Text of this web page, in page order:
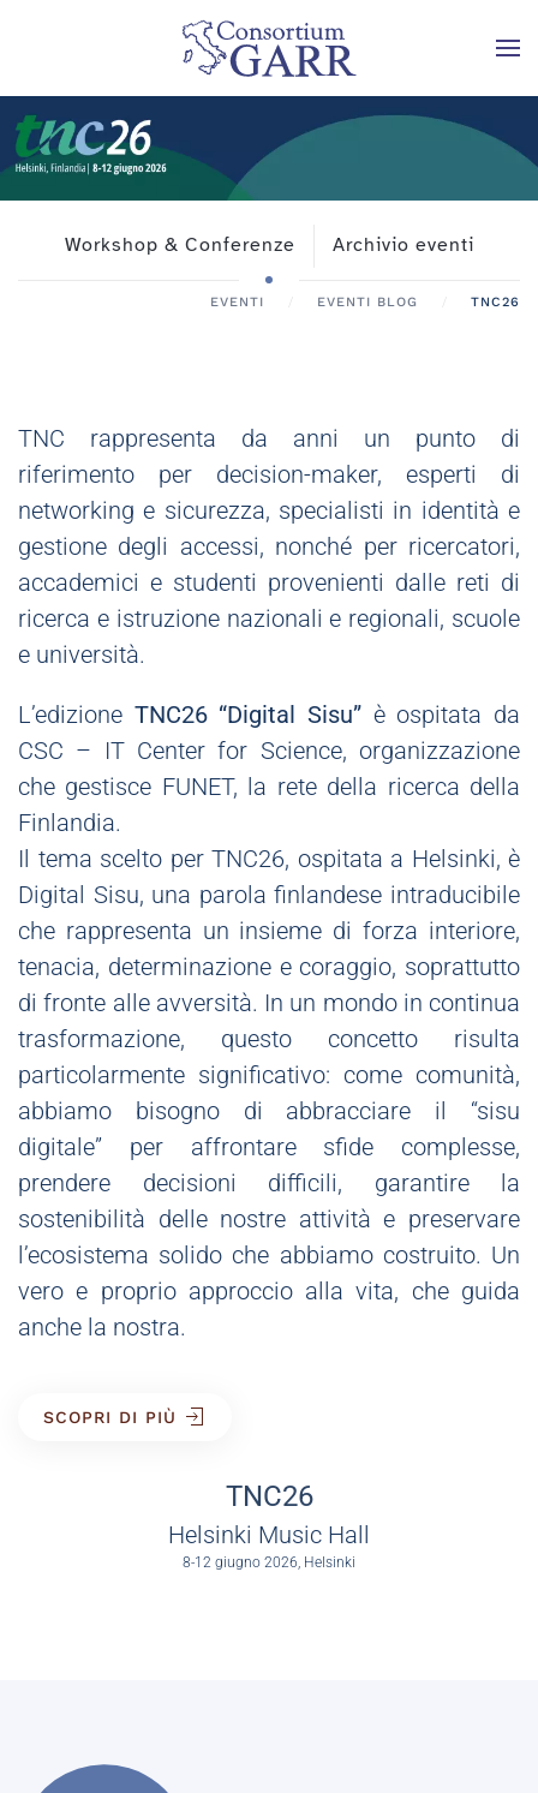
Skip to main content
Workshop & Conferenze Archivio eventi
EVENTI EVENTI BLOG TNC26
TNC rappresenta da anni un punto di
riferimento per decision-maker, esperti di
networking e sicurezza, specialisti in identità e
gestione degli accessi, nonché per ricercatori,
accademici e studenti provenienti dalle reti di
ricerca e istruzione nazionali e regionali, scuole
e università.
L’edizione TNC26 “Digital Sisu” è ospitata da
CSC – IT Center for Science, organizzazione
che gestisce FUNET, la rete della ricerca della
Finlandia.
Il tema scelto per TNC26, ospitata a Helsinki, è
Digital Sisu, una parola finlandese intraducibile
che rappresenta un insieme di forza interiore,
tenacia, determinazione e coraggio, soprattutto
di fronte alle avversità. In un mondo in continua
trasformazione, questo concetto risulta
particolarmente significativo: come comunità,
abbiamo bisogno di abbracciare il “sisu
digitale” per affrontare sfide complesse,
prendere decisioni difficili, garantire la
sostenibilità delle nostre attività e preservare
l’ecosistema solido che abbiamo costruito. Un
vero e proprio approccio alla vita, che guida
anche la nostra.
SCOPRI DI PIÙ
TNC26
Helsinki Music Hall
8-12 giugno 2026, Helsinki